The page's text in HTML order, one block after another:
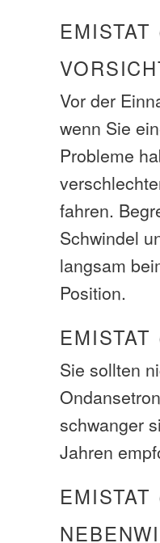
EMISTAT
Vor der
wenn Sie
Probleme
fahren.
Schwindel
langsam
Position.
Sie sollten
schwanger
Jahren